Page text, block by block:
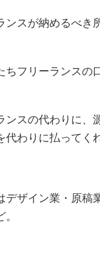
ンスが納めるべき
ちフリーランスの
ンスの代わりに、
代わりに払ってく
デザイン業・原稿